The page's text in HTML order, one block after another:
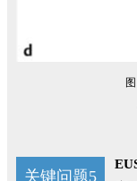
关键问题5